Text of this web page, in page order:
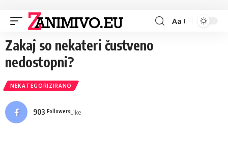
Aa
Zakaj so nekateri čustveno
nedostopni?
NEKATEGORIZIRANO
903 FollowersLike